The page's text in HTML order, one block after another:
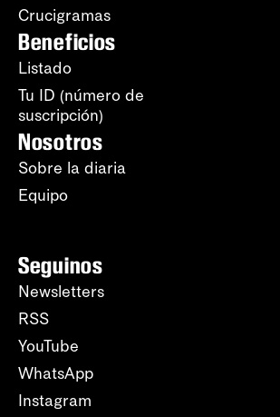
Crucigramas
Beneficios
Listado
Tu ID (número de
suscripción)
Nosotros
Sobre la diaria
Equipo
Seguinos
Newsletters
RSS
YouTube
WhatsApp
Instagram